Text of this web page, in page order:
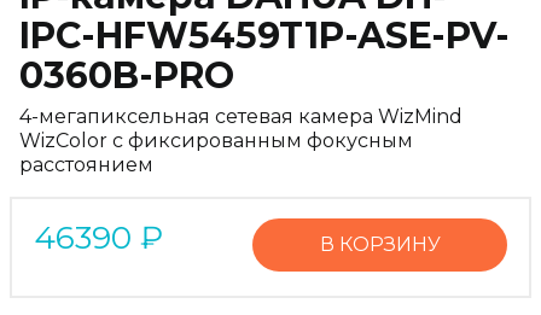
IPC-HFW5459T1P-ASE-PV-
0360B-PRO
4-мегапиксельная сетевая камера WizMind
WizColor с фиксированным фокусным
расстоянием
46390 ₽ В КОРЗИНУ